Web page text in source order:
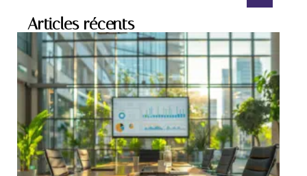
Articles récents